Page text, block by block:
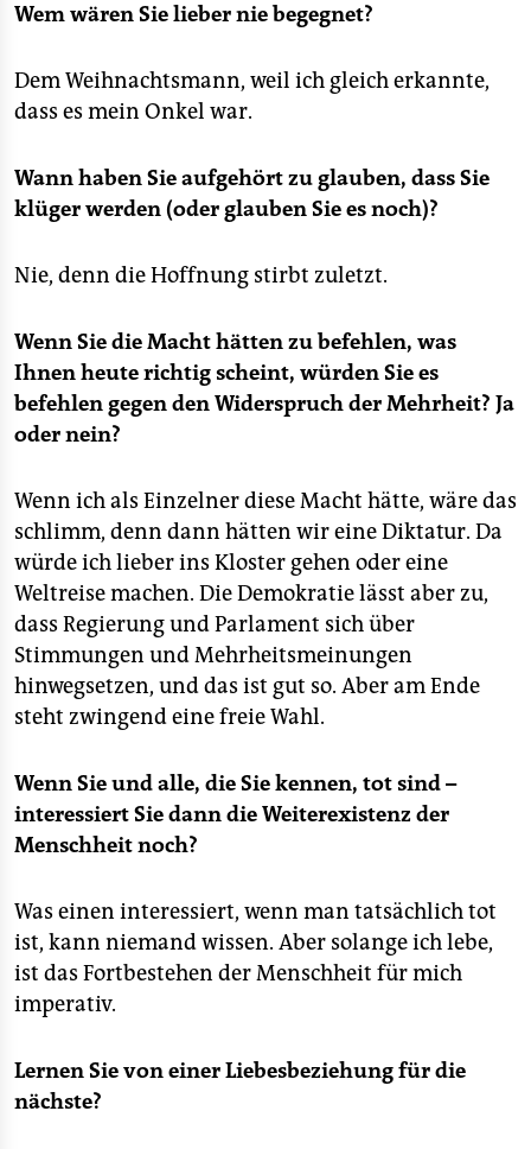
Wem wären Sie lieber nie begegnet?
Dem Weihnachtsmann, weil ich gleich erkannte,
dass es mein Onkel war.
Wann haben Sie aufgehört zu glauben, dass Sie
klüger werden (oder glauben Sie es noch)?
Nie, denn die Hoffnung stirbt zuletzt.
Wenn Sie die Macht hätten zu befehlen, was
Ihnen heute richtig scheint, würden Sie es
befehlen gegen den Widerspruch der Mehrheit? Ja
oder nein?
Wenn ich als Einzelner diese Macht hätte, wäre das
schlimm, denn dann hätten wir eine Diktatur. Da
würde ich lieber ins Kloster gehen oder eine
Weltreise machen. Die Demokratie lässt aber zu,
dass Regierung und Parlament sich über
Stimmungen und Mehrheitsmeinungen
hinwegsetzen, und das ist gut so. Aber am Ende
steht zwingend eine freie Wahl.
Wenn Sie und alle, die Sie kennen, tot sind –
interessiert Sie dann die Weiterexistenz der
Menschheit noch?
Was einen interessiert, wenn man tatsächlich tot
ist, kann niemand wissen. Aber solange ich lebe,
ist das Fortbestehen der Menschheit für mich
imperativ.
Lernen Sie von einer Liebesbeziehung für die
nächste?